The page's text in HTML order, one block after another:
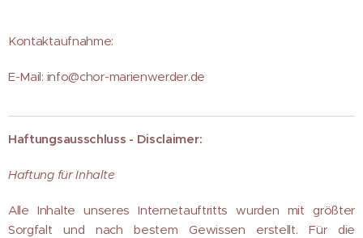
Kontaktaufnahme:
E-Mail: info@chor-marienwerder.de
Haftungsausschluss - Disclaimer:
Haftung für Inhalte
Alle Inhalte unseres Internetauftritts wurden mit größter
Sorgfalt und nach bestem Gewissen erstellt. Für die